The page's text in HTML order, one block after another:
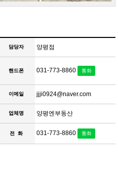
담당자 양평점
핸드폰 031-773-8860 통화
이메일 jjji0924@naver.com
업체명 양평엔부동산
전 화 031-773-8860 통화